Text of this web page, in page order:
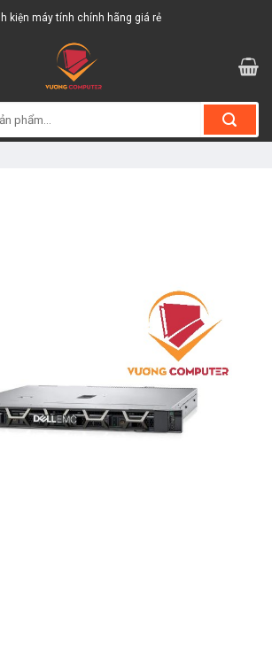
kiện máy tính chính hãng giá rẻ